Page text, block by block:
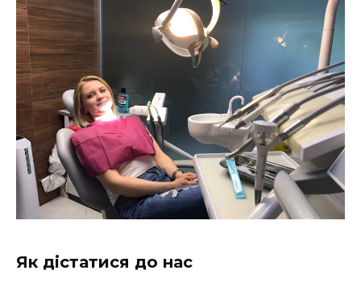
Як дістатися до нас